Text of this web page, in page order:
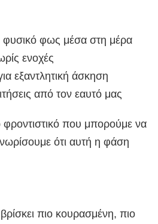
φυσικό φως μέσα στη μέρα
ενοχές
εξαντλητική άσκηση
από τον εαυτό μας
φροντιστικό που μπορούμε να
ότι αυτή η φάση
πιο κουρασμένη, πιο